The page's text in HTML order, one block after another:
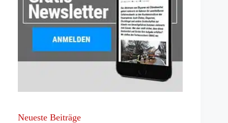
Neueste Beiträge